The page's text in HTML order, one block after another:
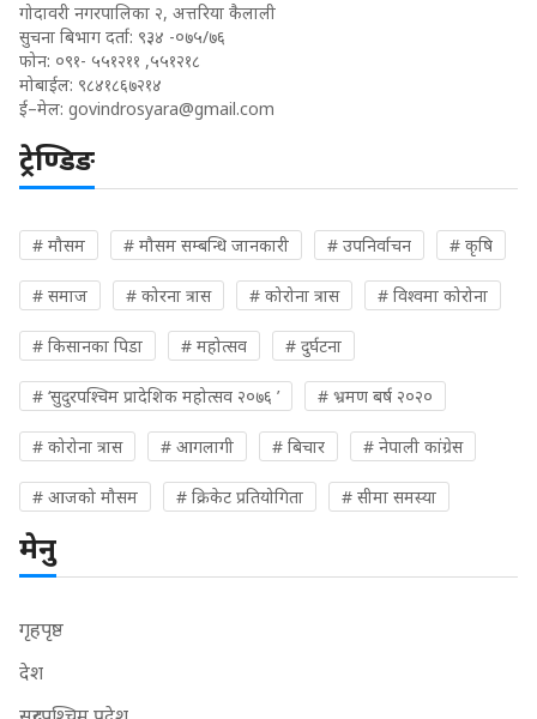
गोदावरी नगरपालिका २, अत्तरिया कैलाली
सुचना बिभाग दर्ता: ९३४ -०७५/७६
फोन: ०९१- ५५१२११ ,५५१२१८
मोबाईल: ९८४१८६७२१४
ई–मेल: govindrosyara@gmail.com
ट्रेण्डिङ
# मौसम # मौसम सम्बन्धि जानकारी # उपनिर्वाचन # कृषि
# समाज # कोरना त्रास # कोरोना त्रास # विश्वमा कोरोना
# किसानका पिडा # महोत्सव # दुर्घटना
# ‘सुदुरपश्चिम प्रादेशिक महोत्सव २०७६ ’ # भ्रमण बर्ष २०२०
# कोरोना त्रास # आगलागी # बिचार # नेपाली कांग्रेस
# आजको मौसम # क्रिकेट प्रतियोगिता # सीमा समस्या
मेनु
गृहपृष्ठ
देश